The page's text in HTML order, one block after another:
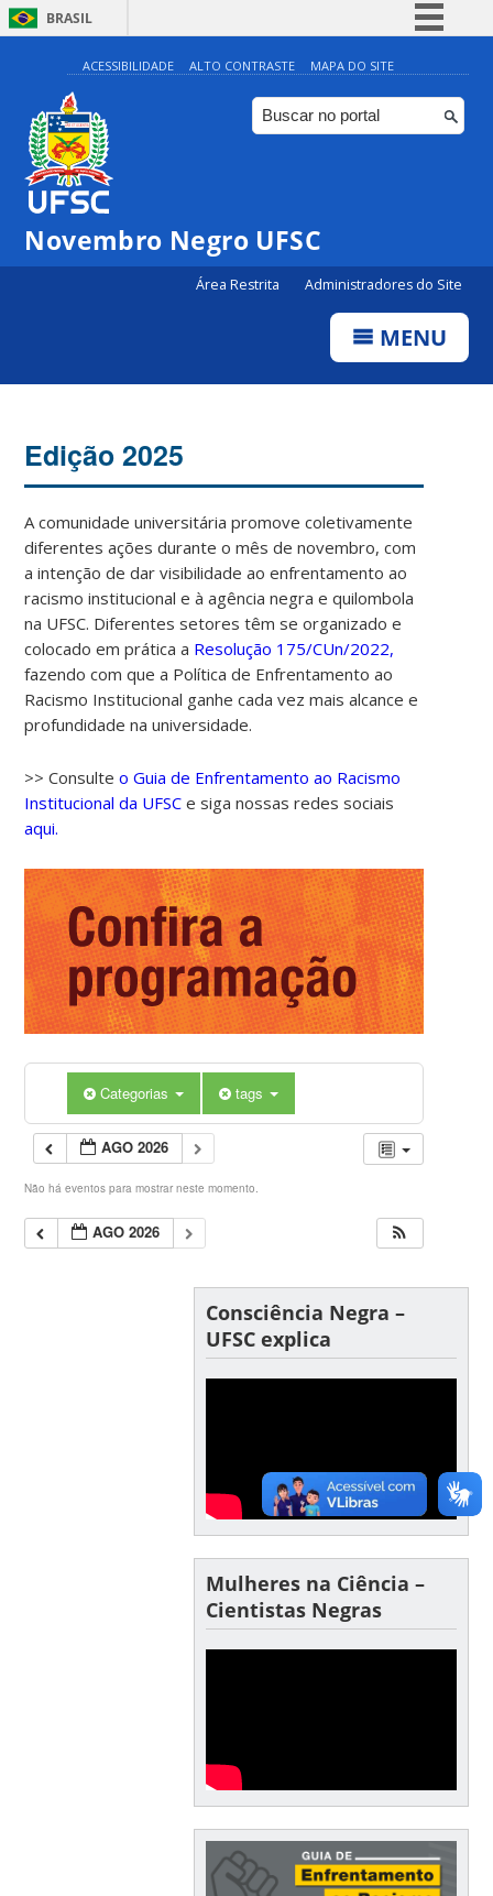
BRASIL
Simplifique!
Comunica BR
Participe
ACESSIBILIDADE ALTO CONTRASTE MAPA DO SITE
Novembro Negro UFSC
Área Restrita Administradores do Site
MENU
Edição 2025
A comunidade universitária promove coletivamente
diferentes ações durante o mês de novembro, com
a intenção de dar visibilidade ao enfrentamento ao
racismo institucional e à agência negra e quilombola
na UFSC. Diferentes setores têm se organizado e
colocado em prática a Resolução 175/CUn/2022,
fazendo com que a Política de Enfrentamento ao
Racismo Institucional ganhe cada vez mais alcance e
profundidade na universidade.
>> Consulteo Guia de Enfrentamento ao Racismo
Institucional da UFSC e siga nossas redes sociais
aqui.
Categorias tags
AGO 2026
Não há eventos para mostrar neste momento.
AGO 2026
Consciência Negra –
UFSC explica
Mulheres na Ciência –
Cientistas Negras